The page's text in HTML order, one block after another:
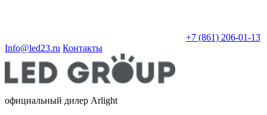
+7 (861) 206-01-13
Info@led23.ru Контакты
официальный дилер Arlight